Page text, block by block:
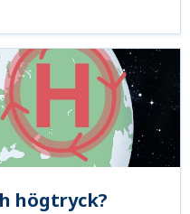
högtryck?